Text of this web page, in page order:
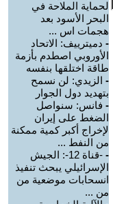
لحماية الملاحة في
البحر الأسود بعد
هجمات اس ...
- دميترييف: الاتحاد
الأوروبي اصطدم بأزمة
طاقة اختلقها بنفسه
- الزيدي: لن نسمح
بتهديد دول الجوار
- فانس: سنواصل
الضغط على إيران
لإخراج أكبر كمية ممكنة
من النفط ...
-
-قناة 12-: الجيش
الإسرائيلي يبحث تنفيذ
انسحابات موضعية من
من ...